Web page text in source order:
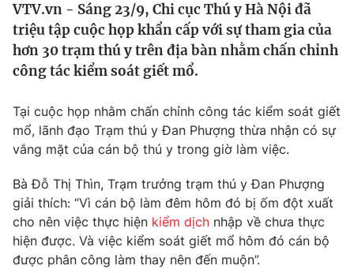
Thế giới
Tin tức
Câu chuyện quốc tế
Kinh tế
Tài chính
Thị trường
Góc doanh nghiệp
Dữ liệu và đời sống
Truyền hình
Phim VTV
Hậu trường
Nhân vật
Giải trí
Điện ảnh
Đời sống
VTV.vn - Sáng 23/9, Chi cục Thú y Hà Nội đã
triệu tập cuộc họp khẩn cấp với sự tham gia của
hơn 30 trạm thú y trên địa bàn nhằm chấn chỉnh
công tác kiểm soát giết mổ.
Tại cuộc họp nhằm chấn chỉnh công tác kiểm soát giết
mổ, lãnh đạo Trạm thú y Đan Phượng thừa nhận có sự
vắng mặt của cán bộ thú y trong giờ làm việc.
Bà Đỗ Thị Thìn, Trạm trưởng trạm thú y Đan Phượng
giải thích: “Vì cán bộ làm đêm hôm đó bị ốm đột xuất
cho nên việc thực hiện kiểm dịch nhập về chưa thực
hiện được. Và việc kiểm soát giết mổ hôm đó cán bộ
được phân công làm thay nên đến muộn”.